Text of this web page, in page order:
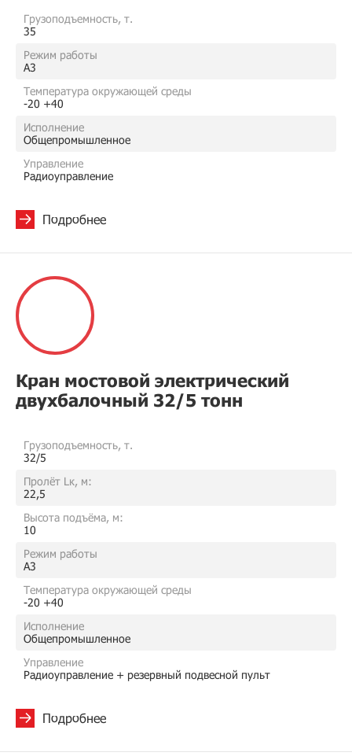
Грузоподъемность, т.
35
Режим работы
A3
Температура окружающей среды
-20 +40
Исполнение
Общепромышленное
Управление
Радиоуправление
Подробнее
Кран мостовой электрический
двухбалочный 32/5 тонн
Грузоподъемность, т.
32/5
Пролёт Lк, м:
22,5
Высота подъёма, м:
10
Режим работы
A3
Температура окружающей среды
-20 +40
Исполнение
Общепромышленное
Управление
Радиоуправление + резервный подвесной пульт
Подробнее